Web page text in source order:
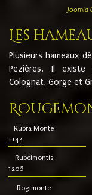
Joomla
Les
Plusieurs hameaux
Pezières. Il existe
Colognat, Gorge et
Rubra Monte
1144
Rubeimontis
1206
Rogimonte